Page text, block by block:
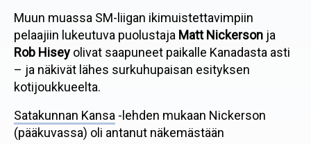
Muun muassa SM-liigan ikimuistettavimpiin
pelaajiin lukeutuva puolustaja Matt Nickerson ja
Rob Hisey olivat saapuneet paikalle Kanadasta asti
– ja näkivät lähes surkuhupaisan esityksen
kotijoukkueelta.
Satakunnan Kansa -lehden mukaan Nickerson
(pääkuvassa) oli antanut näkemästään